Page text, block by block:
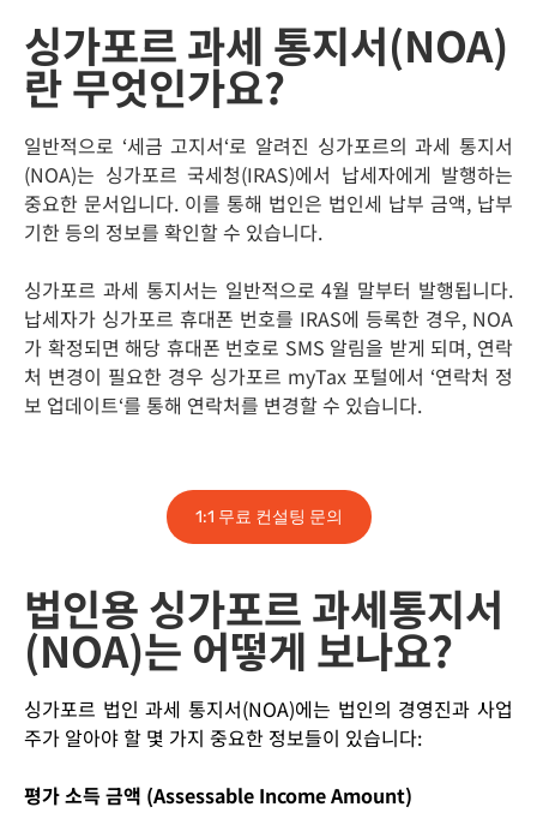
싱가포르 과세 통지서(NOA)
란 무엇인가요?
일반적으로 ‘세금 고지서‘로 알려진 싱가포르의 과세 통지서
(NOA)는 싱가포르 국세청(IRAS)에서 납세자에게 발행하는
중요한 문서입니다. 이를 통해 법인은 법인세 납부 금액, 납부
기한 등의 정보를 확인할 수 있습니다.
싱가포르 과세 통지서는 일반적으로 4월 말부터 발행됩니다.
납세자가 싱가포르 휴대폰 번호를 IRAS에 등록한 경우, NOA
가 확정되면 해당 휴대폰 번호로 SMS 알림을 받게 되며, 연락
처 변경이 필요한 경우 싱가포르 myTax 포털에서 ‘연락처 정
보 업데이트‘를 통해 연락처를 변경할 수 있습니다.
1:1 무료 컨설팅 문의
법인용 싱가포르 과세통지서
(NOA)는 어떻게 보나요?
싱가포르 법인 과세 통지서(NOA)에는 법인의 경영진과 사업
주가 알아야 할 몇 가지 중요한 정보들이 있습니다:
평가 소득 금액 (Assessable Income Amount)